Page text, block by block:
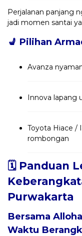
Perjalanan panjang
jadi momen santai
💺 Pilihan
Avanza
Innova lapang
Toyota Hiace /
rombongan
🗓️ Panduan
Purwakarta
Bersama
Waktu